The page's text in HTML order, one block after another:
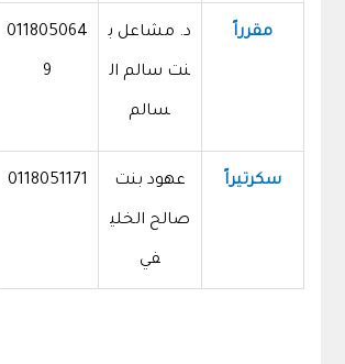
مقرراً د. مشاعل ب
نت سالم ال
سالم
011805064
9
سكرتيراً عهود بنت
صالح الخلي
في
0118051171